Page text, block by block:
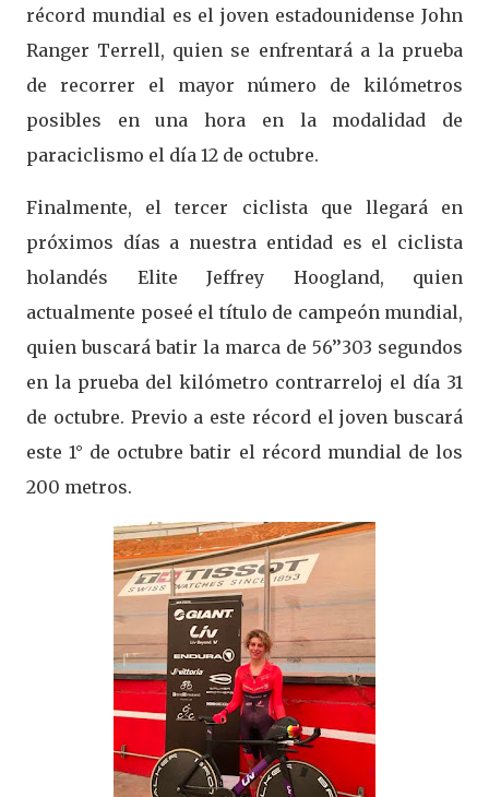
récord mundial es el joven estadounidense John
Ranger Terrell, quien se enfrentará a la prueba
de recorrer el mayor número de kilómetros
posibles en una hora en la modalidad de
paraciclismo el día 12 de octubre.
Finalmente, el tercer ciclista que llegará en
próximos días a nuestra entidad es el ciclista
holandés Elite Jeffrey Hoogland, quien
actualmente poseé el título de campeón mundial,
quien buscará batir la marca de 56’’303 segundos
en la prueba del kilómetro contrarreloj el día 31
de octubre. Previo a este récord el joven buscará
este 1° de octubre batir el récord mundial de los
200 metros.